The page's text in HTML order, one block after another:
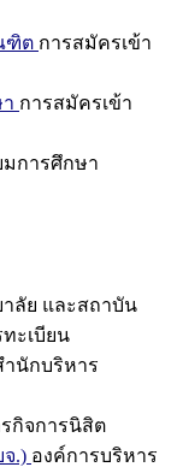
ฑิต การสมัครเข้า
การสมัครเข้า
มการศึกษา
ลัย และสถาบัน
ะเบียน
ำนักบริหาร
กิจการนิสิต
.) องค์การบริหาร